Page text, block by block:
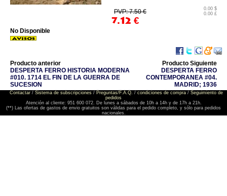
PVP: 7.50 €
7.12 €
0.00 $
0.00 £
No Disponible
Producto anterior
DESPERTA FERRO HISTORIA MODERNA
#010. 1714 EL FIN DE LA GUERRA DE
SUCESION
Producto Siguiente
DESPERTA FERRO
CONTEMPORANEA #04.
MADRID; 1936
Contactar/ Sistema de subscripciones/ Preguntas/F.A.Q. / condiciones de compra/ Seguimiento de
pedidos
Atención al cliente: 951 600 072. De lunes a sábados de 10h a 14h y de 17h a 21h.
(**) Las ofertas de gastos de envio gratuitos son válidas para el pedido completo, y sólo para pedidos
nacionales.